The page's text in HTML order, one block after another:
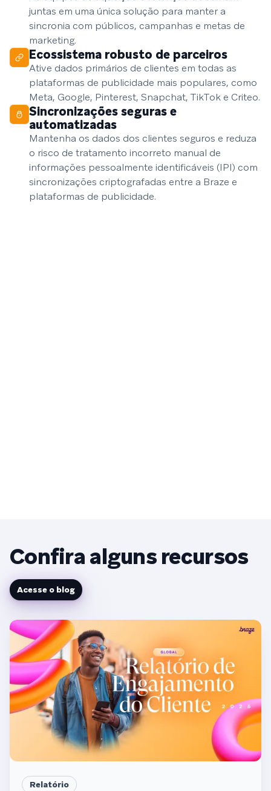
juntas em uma única solução para manter a
sincronia com públicos, campanhas e metas de
marketing.
Ecossistema robusto de parceiros
Ative dados primários de clientes em todas as
plataformas de publicidade mais populares, como
Meta, Google, Pinterest, Snapchat, TikTok e Criteo.
Sincronizações seguras e
automatizadas
Mantenha os dados dos clientes seguros e reduza
o risco de tratamento incorreto manual de
informações pessoalmente identificáveis (IPI) com
sincronizações criptografadas entre a Braze e
plataformas de publicidade.
Confira alguns recursos
Acesse o blog
Relatório